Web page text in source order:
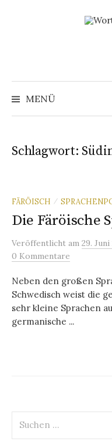
MENÜ
Schlagwort:
FÄRÖISCH /
Die Färöische
Veröffentlicht am 29. Juni
0 Kommentare
Neben den großen
Schwedisch weist die
sehr kleine Sprachen
germanische ...
nach: